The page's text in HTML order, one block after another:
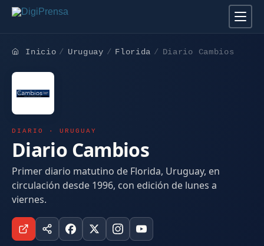
Inicio Uruguay Florida Diario Cambios
DIARIO · URUGUAY
Diario Cambios
Primer diario matutino de Florida, Uruguay, en
circulación desde 1996, con edición de lunes a
viernes.